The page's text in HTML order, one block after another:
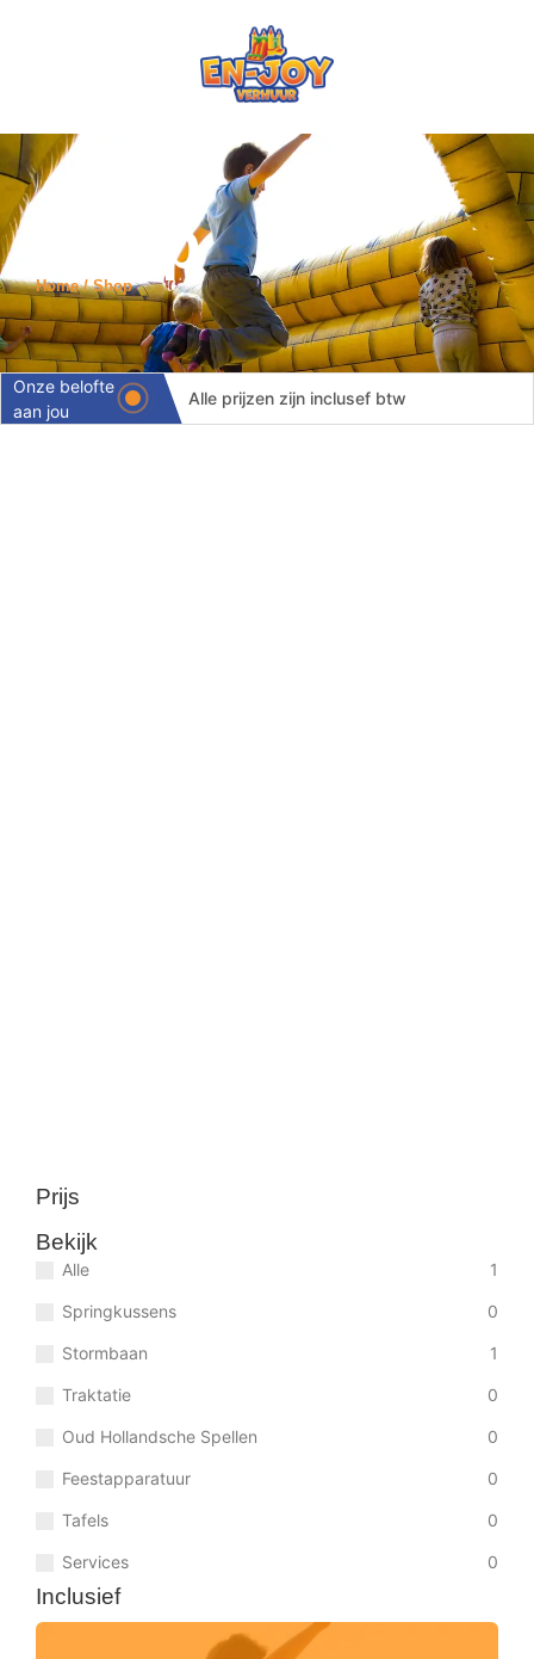
Shop
Home / Shop
Onze belofte
aan jou
Alle prijzen zijn inclusef btw
Bekijk
Alle 1
Springkussens 0
Stormbaan 1
Traktatie 0
Oud Hollandsche Spellen 0
Feestapparatuur 0
Tafels 0
Services 0
Prijs
Inclusief